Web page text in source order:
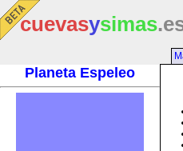
cuevasysimas
Planeta Espeleo